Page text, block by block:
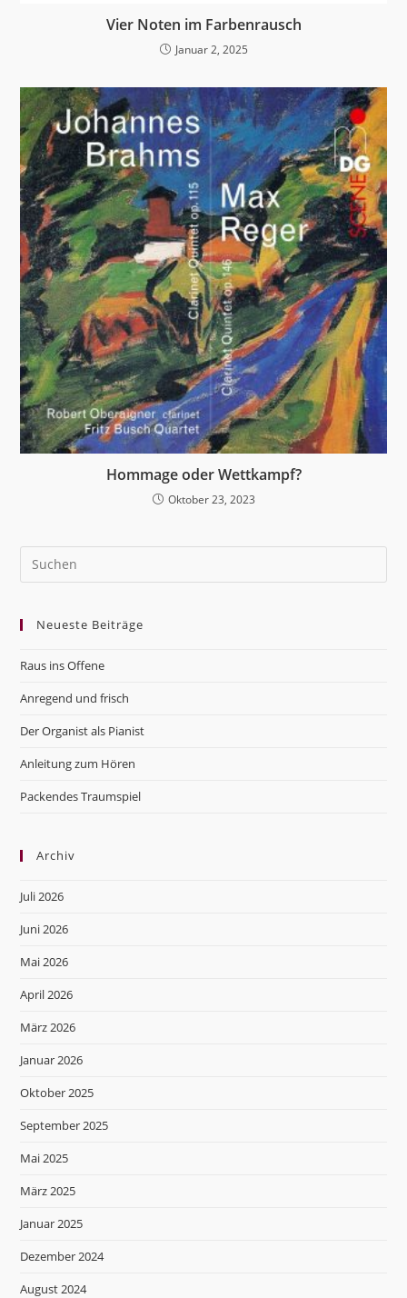
Vier Noten im Farbenrausch
Januar 2, 2025
Hommage oder Wettkampf?
Oktober 23, 2023
Neueste Beiträge
Raus ins Offene
Anregend und frisch
Der Organist als Pianist
Anleitung zum Hören
Packendes Traumspiel
Archiv
Juli 2026
Juni 2026
Mai 2026
April 2026
März 2026
Januar 2026
Oktober 2025
September 2025
Mai 2025
März 2025
Januar 2025
Dezember 2024
August 2024